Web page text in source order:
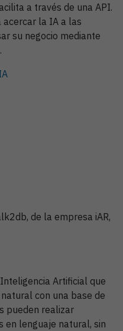
a través de una API.
acercar la IA a las
su negocio mediante
de la empresa iAR,
Artificial que
con una base de
pueden realizar
en lenguaje natural, sin